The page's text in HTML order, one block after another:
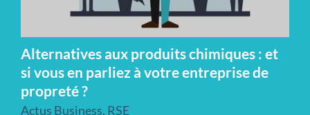
Alternatives aux produits chimiques : et
si vous en parliez à votre entreprise de
propreté ?
Actus Business, RSE